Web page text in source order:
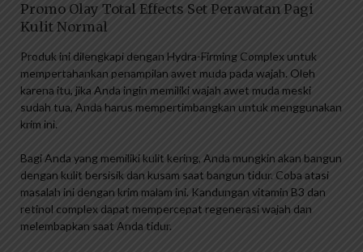
Promo Olay Total Effects Set Perawatan Pagi
Kulit Normal
Produk ini dilengkapi dengan Hydra-Firming Complex untuk
mempertahankan penampilan awet muda pada wajah. Oleh
karena itu, jika Anda ingin memiliki wajah awet muda meski
sudah tua, Anda harus mempertimbangkan untuk menggunakan
krim ini.
Bagi Anda yang memiliki kulit kering, Anda mungkin akan bangun
dengan kulit bersisik dan kusam saat bangun tidur. Coba atasi
masalah ini dengan krim malam ini. Kandungan vitamin B3 dan
retinol complex dapat mempercepat regenerasi wajah dan
melembapkan saat Anda tidur.